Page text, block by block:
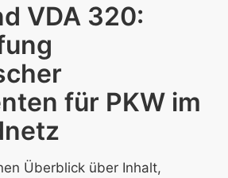
VDA 320:
für PKW im
Überblick über Inhalt,